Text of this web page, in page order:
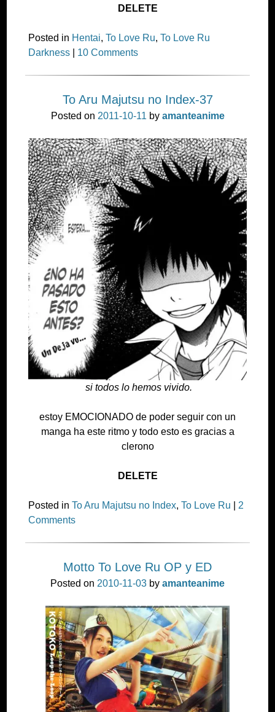
DELETE
Posted in Hentai,To Love Ru,To Love Ru
Darkness
10 Comments
To Aru Majutsu no Index-37
Posted on 2011-10-11 by amanteanime
si todos lo hemos vivido.
estoy EMOCIONADO de poder seguir con un
manga ha este ritmo y todo esto es gracias a
clerono
DELETE
Posted inTo Aru Majutsu no Index,To Love Ru
2
Comments
Motto To Love Ru OP y ED
Posted on 2010-11-03 byamanteanime